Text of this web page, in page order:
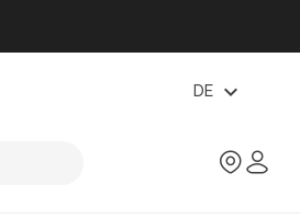
DE expand_more